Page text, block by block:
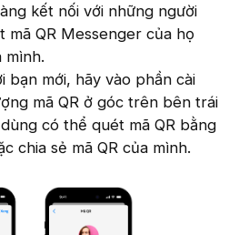
kết nối với những người
mã QR Messenger của họ
mình.
bạn mới, hãy vào phần cài
mã QR ở góc trên bên trái
có thể quét mã QR bằng
chia sẻ mã QR của mình.